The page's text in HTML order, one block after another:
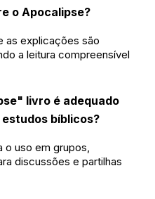
o Apocalipse?
as explicações são
a leitura compreensível
livro é adequado
bíblicos?
o uso em grupos,
discussões e partilhas